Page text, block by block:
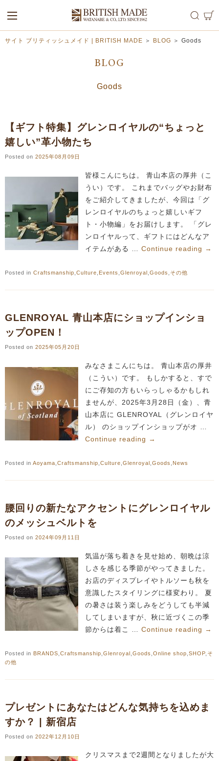
ALL MEN
WOMEN
サイト ブリティッシュメイド | BRITISH MADE ＞ BLOG ＞ Goods
BLOG
Goods
【ギフト特集】グレンロイヤルの“ちょっと
嬉しい”革小物たち
Posted on 2025年08月09日
皆様こんにちは。 青山本店の厚井（こ
うい）です。 これまでバッグやお財布
をご紹介してきましたが、今回は「グ
レンロイヤルのちょっと嬉しいギフ
ト・小物編」をお届けします。 「グレ
ンロイヤルって、ギフトにはどんなア
イテムがある … Continue reading →
Posted in Craftsmanship Culture Events Glenroyal Goods その他
GLENROYAL 青山本店にショップインショ
ップOPEN！
Posted on 2025年05月20日
みなさまこんにちは。 青山本店の厚井
（こうい）です。 もしかすると、すで
にご存知の方もいらっしゃるかもしれ
ませんが、2025年3月28日（金）、青
山本店に GLENROYAL（グレンロイヤ
ル） のショップインショップがオ …
Continue reading →
Posted in Aoyama Craftsmanship Culture Glenroyal Goods News
腰回りの新たなアクセントにグレンロイヤル
のメッシュベルトを
Posted on 2024年09月11日
気温が落ち着きを見せ始め、朝晩は涼
しさを感じる季節がやってきました。
お店のディスプレイやトルソーも秋を
意識したスタイリングに様変わり。 夏
の暑さは装う楽しみをどうしても半減
してしまいますが、秋に近づくこの季
節からは着こ … Continue reading →
Posted in BRANDS Craftsmanship Glenroyal Goods Online shop SHOP そ
の他
プレゼントにあなたはどんな気持ちを込めま
すか？ | 新宿店
Posted on 2022年12月10日
クリスマスまで2週間となりましたが大